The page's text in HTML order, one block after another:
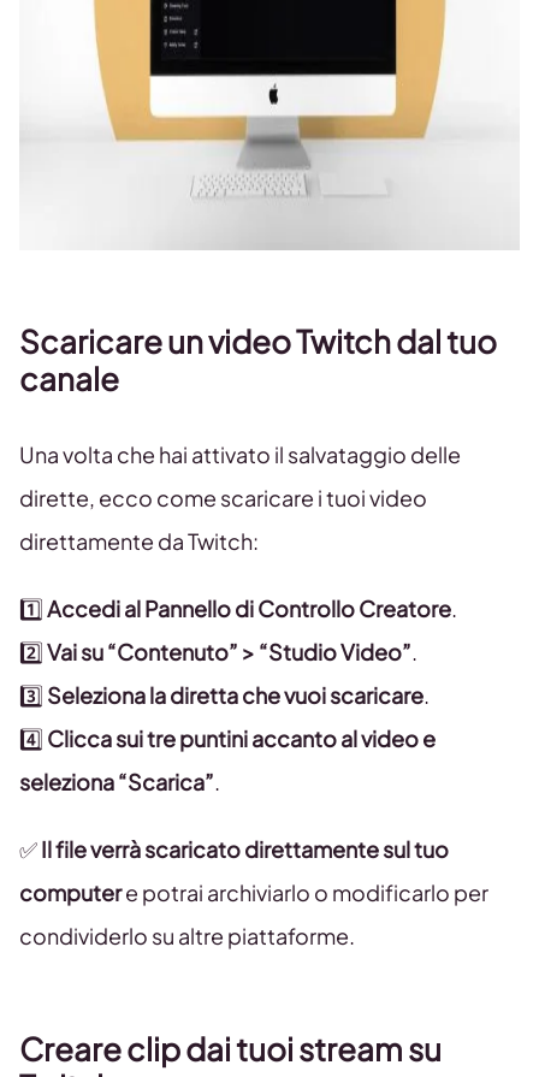
Scaricare un video Twitch dal tuo
canale
Una volta che hai attivato il salvataggio delle
dirette, ecco come scaricare i tuoi video
direttamente da Twitch:
1️⃣Accedi al Pannello di Controllo Creatore.
2️⃣Vai su “Contenuto” > “Studio Video”.
3️⃣ Seleziona la diretta che vuoi scaricare.
4️⃣ Clicca sui tre puntini accanto al video e
seleziona “Scarica”.
✅Il file verrà scaricato direttamente sul tuo
computere potrai archiviarlo o modificarlo per
condividerlo su altre piattaforme.
Creare clip dai tuoi stream su